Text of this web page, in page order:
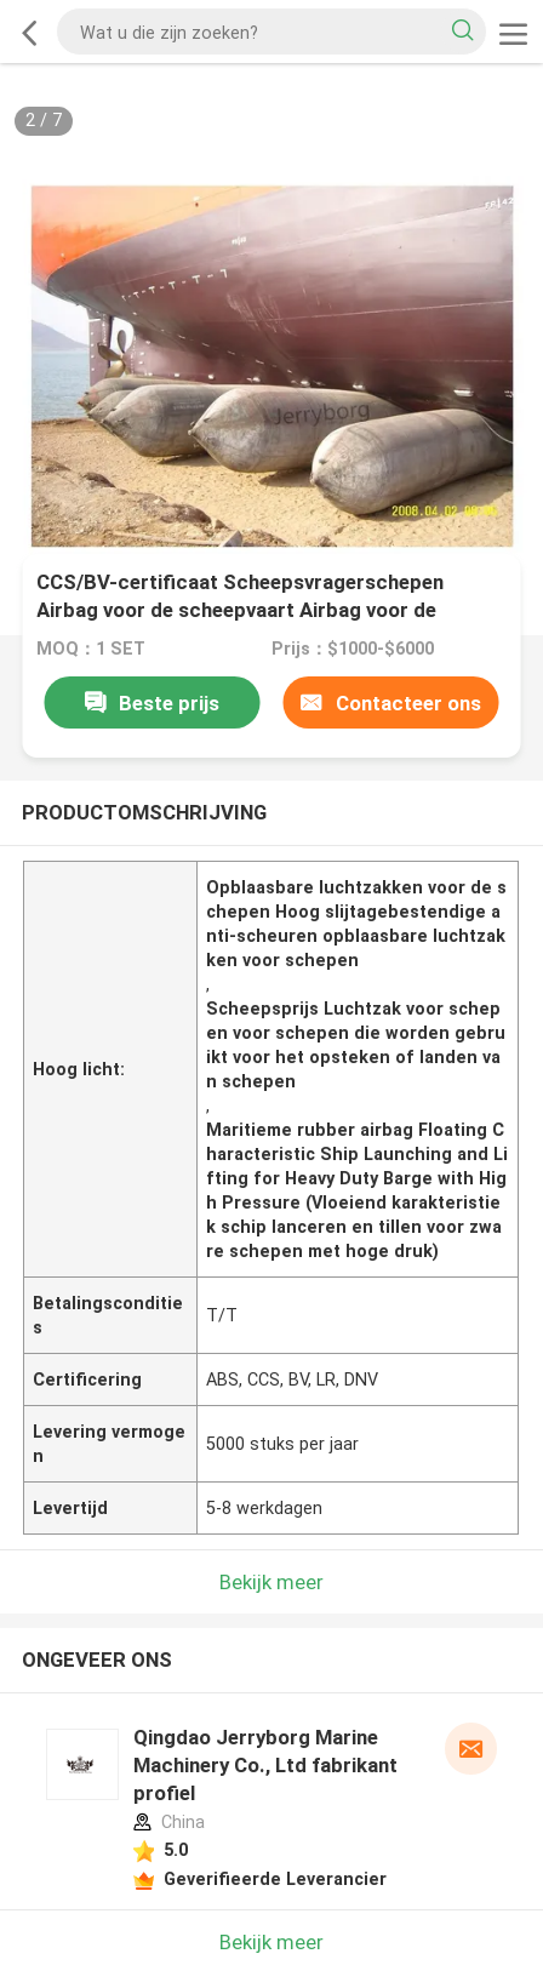
2/ 7
CCS/BV-certificaat Scheepsvragerschepen
Airbag voor de scheepvaart Airbag voor de
scheepvaart Landing
MOQ：1 SET Prijs：$1000-$6000
Beste prijs Contacteer ons
PRODUCTOMSCHRIJVING
Hoog licht:
Opblaasbare luchtzakken voor de s
chepen Hoog slijtagebestendige a
nti-scheuren opblaasbare luchtzak
ken voor schepen
,
Scheepsprijs Luchtzak voor schep
en voor schepen die worden gebru
ikt voor het opsteken of landen va
n schepen
,
Maritieme rubber airbag Floating C
haracteristic Ship Launching and Li
fting for Heavy Duty Barge with Hig
h Pressure (Vloeiend karakteristie
k schip lanceren en tillen voor zwa
re schepen met hoge druk)
Betalingsconditie
s
T/T
Certificering ABS, CCS, BV, LR, DNV
Levering vermoge
n
5000 stuks per jaar
Levertijd 5-8 werkdagen
Bekijk meer
ONGEVEER ONS
Qingdao Jerryborg Marine
Machinery Co., Ltd fabrikant
profiel
China
5.0
Geverifieerde Leverancier
Bekijk meer